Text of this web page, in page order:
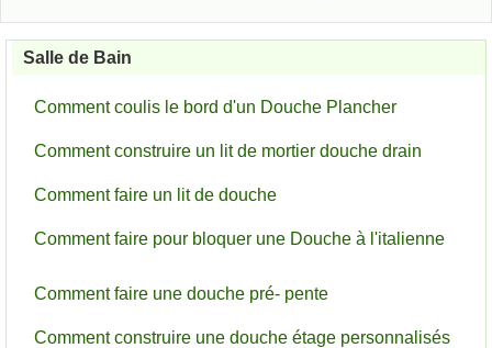
Salle de Bain
Comment coulis le bord d'un Douche Plancher
Comment construire un lit de mortier douche drain
Comment faire un lit de douche
Comment faire pour bloquer une Douche à l'italienne
Comment faire une douche pré- pente
Comment construire une douche étage personnalisés